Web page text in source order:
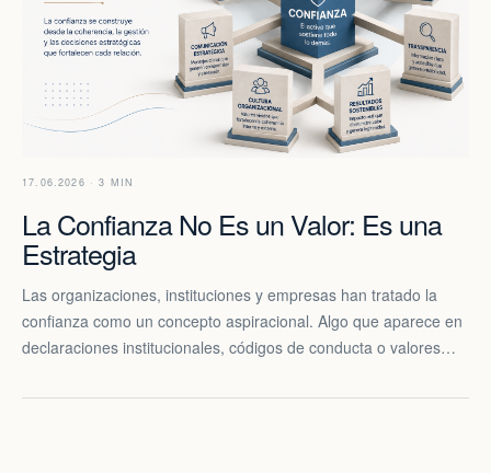
17.06.2026 · 3 MIN
La Confianza No Es un Valor: Es una
Estrategia
Las organizaciones, instituciones y empresas han tratado la
confianza como un concepto aspiracional. Algo que aparece en
declaraciones institucionales, códigos de conducta o valores…